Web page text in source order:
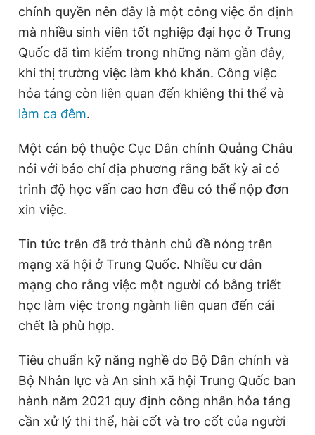
chính quyền nên đây là một công việc ổn định
mà nhiều sinh viên tốt nghiệp đại học ở Trung
Quốc đã tìm kiếm trong những năm gần đây,
khi thị trường việc làm khó khăn. Công việc
hỏa táng còn liên quan đến khiêng thi thể và
làm ca đêm.
Một cán bộ thuộc Cục Dân chính Quảng Châu
nói với báo chí địa phương rằng bất kỳ ai có
trình độ học vấn cao hơn đều có thể nộp đơn
xin việc.
Tin tức trên đã trở thành chủ đề nóng trên
mạng xã hội ở Trung Quốc. Nhiều cư dân
mạng cho rằng việc một người có bằng triết
học làm việc trong ngành liên quan đến cái
chết là phù hợp.
Tiêu chuẩn kỹ năng nghề do Bộ Dân chính và
Bộ Nhân lực và An sinh xã hội Trung Quốc ban
hành năm 2021 quy định công nhân hỏa táng
cần xử lý thi thể, hài cốt và tro cốt của người